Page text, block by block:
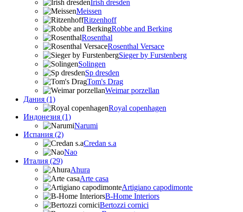
Irish dresden
Meissen
Ritzenhoff
Robbe and Berking
Rosenthal
Rosenthal Versace
Sieger by Furstenberg
Solingen
Sp dresden
Tom's Drag
Weimar porzellan
Дания (1)
Royal copenhagen
Индонезия (1)
Narumi
Испания (2)
Credan s.a
Nao
Италия (29)
Ahura
Arte casa
Artigiano capodimonte
B-Home Interiors
Bertozzi cornici